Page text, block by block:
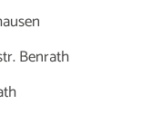
Benrath